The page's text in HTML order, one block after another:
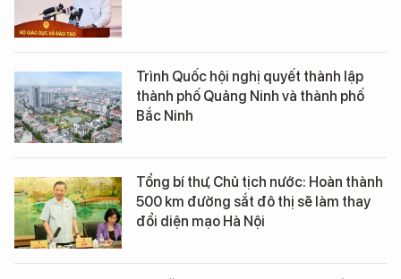
Trình Quốc hội nghị quyết thành lập
thành phố Quảng Ninh và thành phố
Bắc Ninh
Tổng bí thư, Chủ tịch nước: Hoàn thành
500 km đường sắt đô thị sẽ làm thay
đổi diện mạo Hà Nội